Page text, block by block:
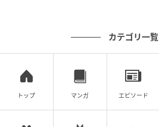
カテゴリ一覧
トップ マンガ エピソード